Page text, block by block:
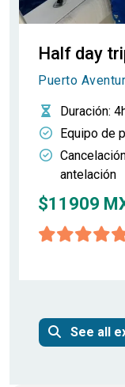
Half day
Puerto
Duración:
Equipo de
antelación
$11909
See all